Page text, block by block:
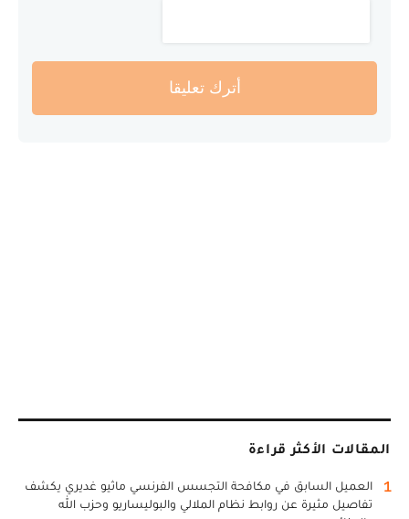
أترك تعليقا
المقالات الأكثر قراءة
1
العميل السابق في مكافحة التجسس الفرنسي ماثيو غديري يكشف
تفاصيل مثيرة عن روابط نظام الملالي والبوليساريو وحزب الله